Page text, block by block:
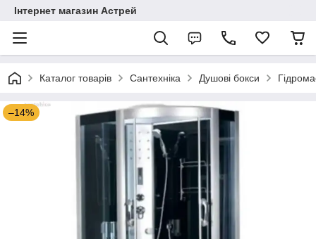
Інтернет магазин Астрей
Каталог товарів Сантехніка Душові бокси
–14%